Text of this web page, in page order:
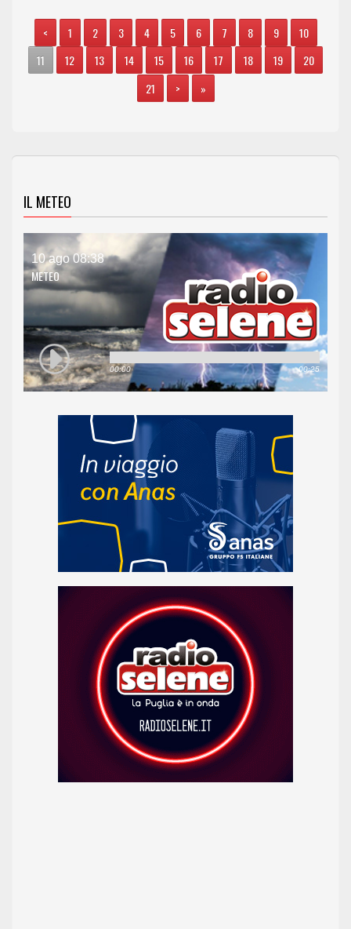
< 1 2 3 4 5 6 7 8 9
10
11
12 13 14 15 16 17 18 19
20
21
> »
IL METEO
10 ago 08:38
METEO
00:00 00:25